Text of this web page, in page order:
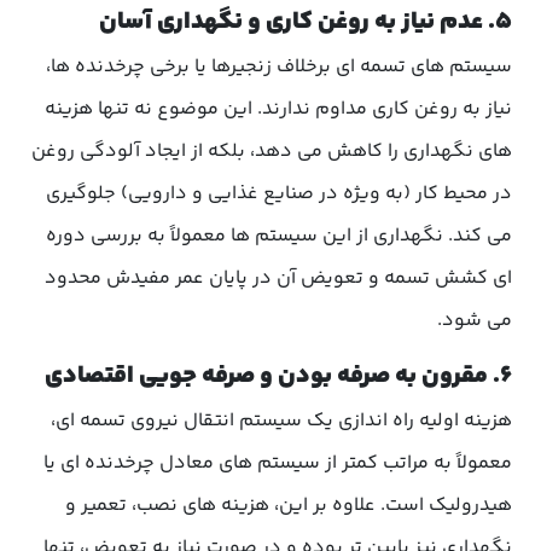
۵. عدم نیاز به روغن کاری و نگهداری آسان
سیستم های تسمه ای برخلاف زنجیرها یا برخی چرخدنده ها،
نیاز به روغن کاری مداوم ندارند. این موضوع نه تنها هزینه
های نگهداری را کاهش می دهد، بلکه از ایجاد آلودگی روغن
در محیط کار (به ویژه در صنایع غذایی و دارویی) جلوگیری
می کند. نگهداری از این سیستم ها معمولاً به بررسی دوره
ای کشش تسمه و تعویض آن در پایان عمر مفیدش محدود
می شود.
۶. مقرون به صرفه بودن و صرفه جویی اقتصادی
هزینه اولیه راه اندازی یک سیستم انتقال نیروی تسمه ای،
معمولاً به مراتب کمتر از سیستم های معادل چرخدنده ای یا
هیدرولیک است. علاوه بر این، هزینه های نصب، تعمیر و